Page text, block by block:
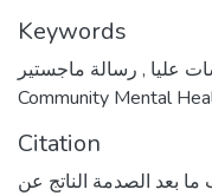
Keywords
عليا ,
Community Mental
Citation
(2017). اضطراب ما بعد الصدمة الناتج عن